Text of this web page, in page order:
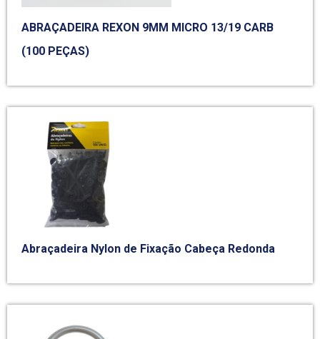
ABRAÇADEIRA REXON 9MM MICRO 13/19 CARB
(100 PEÇAS)
Abraçadeira Nylon de Fixação Cabeça Redonda